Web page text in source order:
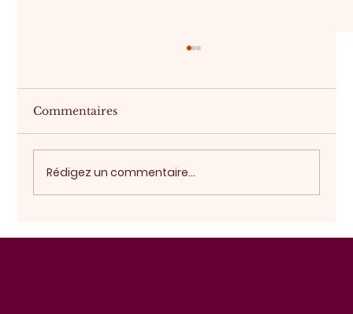
Acheter sur plan
Commentaires
Rédigez un commentaire...